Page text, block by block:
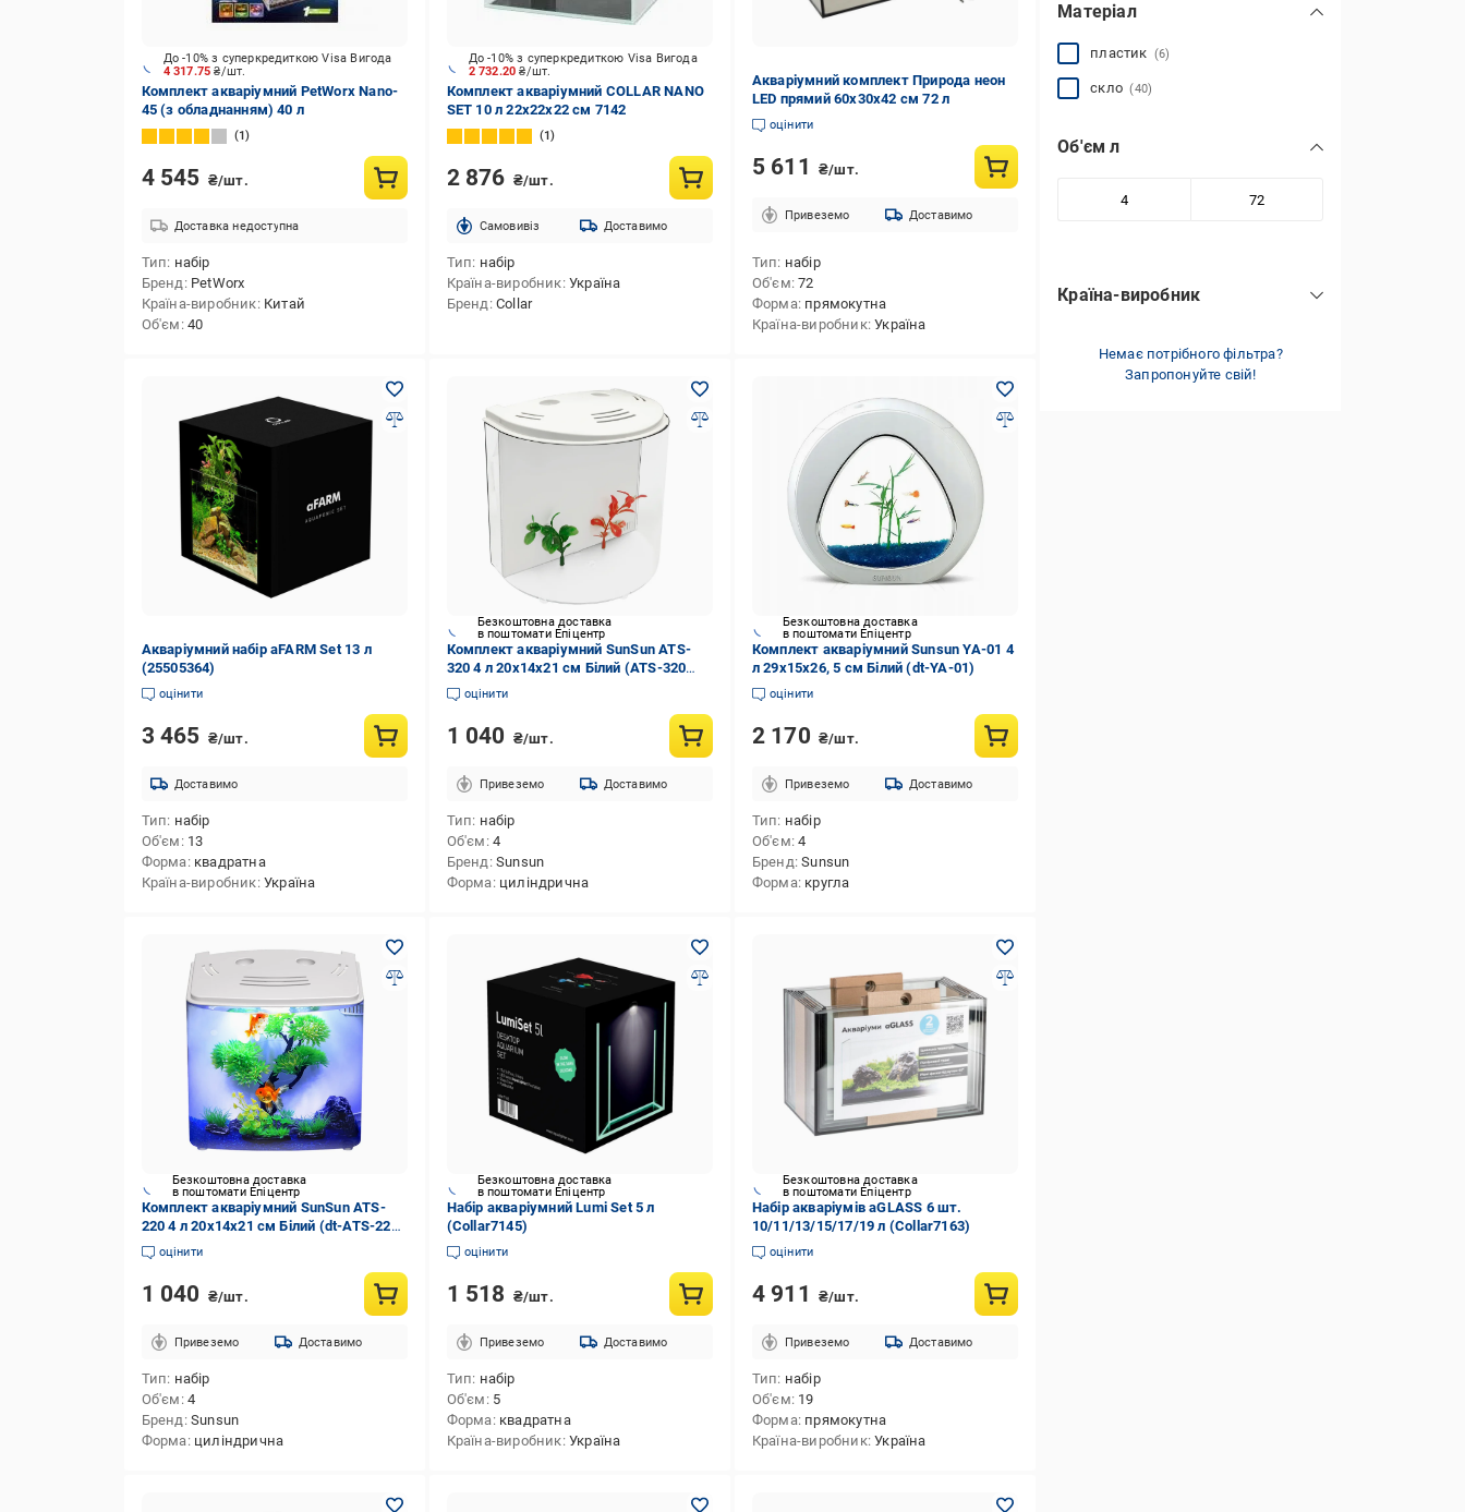
4 317.75₴/шт.
До -10% з суперкредиткою Visa Вигода
Комплект акваріумний PetWorx Nano-
45 (з обладнанням) 40 л
1
4 545 ₴/шт.
Доставка недоступна
Тип набір
Бренд PetWorx
Країна-виробник Китай
Об'єм 40
2 732.20₴/шт.
До -10% з суперкредиткою Visa Вигода
Комплект акваріумний COLLAR NANO
SET 10 л 22х22х22 см 7142
1
2 876 ₴/шт.
Cамовивіз Доставимо
Тип набір
Країна-виробник Україна
Бренд Collar
Акваріумний комплект Природа неон
LED прямий 60x30x42 см 72 л
оцінити
5 611 ₴/шт.
Привеземо Доставимо
Тип набір
Об'єм 72
Форма прямокутна
Країна-виробник Україна
Акваріумний набір aFARM Set 13 л
(25505364)
оцінити
3 465 ₴/шт.
Доставимо
Тип набір
Об'єм 13
Форма квадратна
Країна-виробник Україна
Безкоштовна доставка
в поштомати Епіцентр
Комплект акваріумний SunSun ATS-
320 4 л 20х14х21 см Білий (ATS-320
white)оцінити
1 040 ₴/шт.
Привеземо Доставимо
Тип набір
Об'єм 4
Бренд Sunsun
Форма циліндрична
Безкоштовна доставка
в поштомати Епіцентр
Комплект акваріумний Sunsun YA-01 4
л 29х15х26, 5 см Білий (dt-YA-01)
оцінити
2 170 ₴/шт.
Привеземо Доставимо
Тип набір
Об'єм 4
Бренд Sunsun
Форма кругла
Безкоштовна доставка
в поштомати Епіцентр
Комплект акваріумний SunSun ATS-
220 4 л 20х14х21 см Білий (dt-ATS-220
white)оцінити
1 040 ₴/шт.
Привеземо Доставимо
Тип набір
Об'єм 4
Бренд Sunsun
Форма циліндрична
Безкоштовна доставка
в поштомати Епіцентр
Набір акваріумний Lumi Set 5 л
(Collar7145)
оцінити
1 518 ₴/шт.
Привеземо Доставимо
Тип набір
Об'єм 5
Форма квадратна
Країна-виробник Україна
Безкоштовна доставка
в поштомати Епіцентр
Набір акваріумів aGLASS 6 шт.
10/11/13/15/17/19 л (Collar7163)
оцінити
4 911 ₴/шт.
Привеземо Доставимо
Тип набір
Об'єм 19
Форма прямокутна
Країна-виробник Україна
Матеріал
пластик (6)
скло(40)
Об'єм л
Країна-виробник
Україна(31)
Немає потрібного фільтра?
Запропонуйте свій!